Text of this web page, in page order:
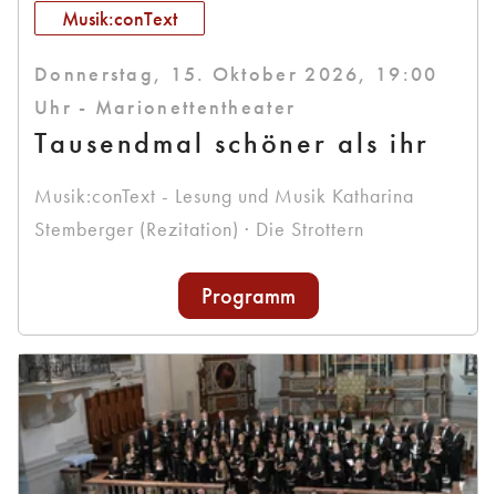
Musik:conText
Donnerstag, 15. Oktober 2026, 19:00
Uhr - Marionettentheater
Tausendmal schöner als ihr
Musik:conText - Lesung und Musik Katharina
Stemberger (Rezitation) · Die Strottern
Programm